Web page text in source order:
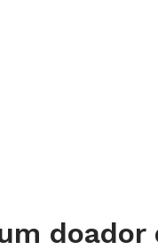
doador